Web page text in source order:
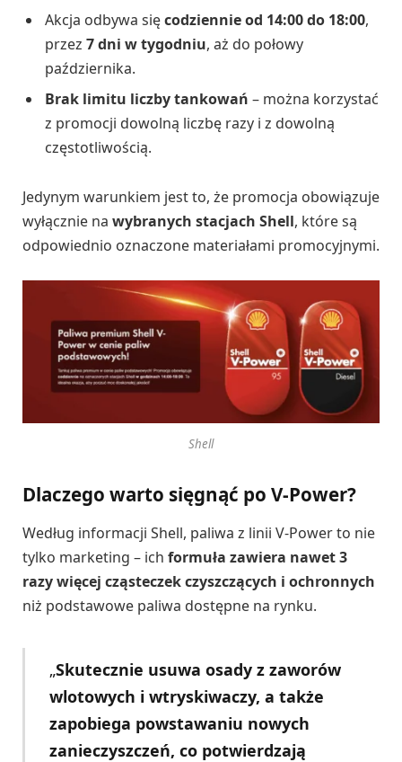
Akcja odbywa sięcodziennie od 14:00 do 18:00,
przez 7 dni w tygodniu, aż do połowy
października.
Brak limitu liczby tankowań – można korzystać
z promocji dowolną liczbę razy i z dowolną
częstotliwością.
Jedynym warunkiem jest to, że promocja obowiązuje
wyłącznie na wybranych stacjach Shell, które są
odpowiednio oznaczone materiałami promocyjnymi.
Shell
Dlaczego warto sięgnąć po V-Power?
Według informacji Shell, paliwa z linii V-Power to nie
tylko marketing – ich formuła zawiera nawet 3
razy więcej cząsteczek czyszczących i ochronnych
niż podstawowe paliwa dostępne na rynku.
„Skutecznie usuwa osady z zaworów
wlotowych i wtryskiwaczy, a także
zapobiega powstawaniu nowych
zanieczyszczeń, co potwierdzają